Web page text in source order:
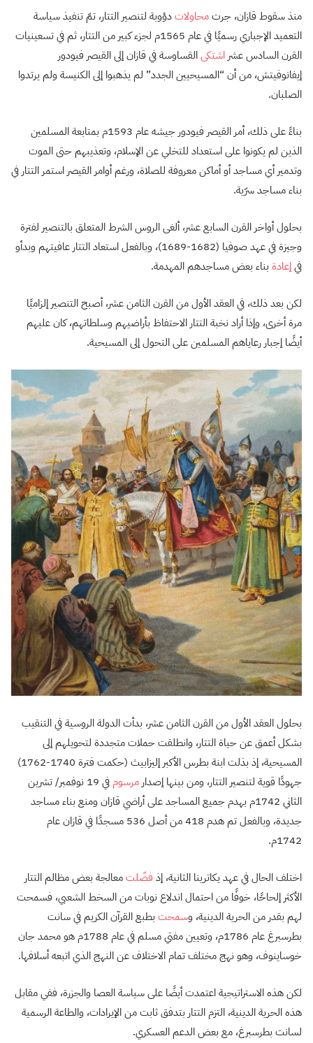
منذ سقوط قازان، جرتمحاولاتدؤوبة لتنصير التتار، تمّ تنفيذ سياسة
التعميد الإجباري رسميًا في عام 1565م لجزء كبير من التتار، ثم في تسعينيات
القرن السادس عشر اشتكىالقساوسة في قازان إلى القيصر فيودور
إيفانوفيتش، من أن “المسيحيين الجدد” لم يذهبوا إلى الكنيسة ولم يرتدوا
الصلبان.
بناءً على ذلك، أمر القيصر فيودور جيشه عام 1593م بمتابعة المسلمين
الذين لم يكونوا على استعداد للتخلي عن الإسلام، وتعذيبهم حتى الموت
وتدمير أي مساجد أو أماكن معروفة للصلاة، ورغم أوامر القيصر استمر التتار في
بناء مساجد سرّية.
بحلول أواخر القرن السابع عشر، ألغى الروس الشرط المتعلق بالتنصير لفترة
وجيزة في عهد صوفيا (1682-1689)، وبالفعل استعاد التتار عافيتهم وبدأو
فيإعادة بناء بعض مساجدهم المهدمة.
لكن بعد ذلك، في العقد الأول من القرن الثامن عشر، أصبح التنصير إلزاميًا
مرة أخرى، وإذا أراد نخبة التتار الاحتفاظ بأراضيهم وسلطاتهم، كان عليهم
أيضًا إجبار رعاياهم المسلمين على التحول إلى المسيحية.
بحلول العقد الأول من القرن الثامن عشر، بدأت الدولة الروسية في التنقيب
بشكل أعمق عن حياة التتار، وانطلقت حملات متجددة لتحويلهم إلى
المسيحية، إذ بذلت ابنة بطرس الأكبر إليزابيث (حكمت فترة 1740-1762)
جهودًا قوية لتنصير التتار، ومن بينها إصدار مرسوم
في 19 نوفمبر/ تشرين
الثاني 1742م بهدم جميع المساجد على أراضي قازان ومنع بناء مساجد
جديدة، وبالفعل تم هدم 418 من أصل 536 مسجدًا في قازان عام
1742م.
اختلف الحال في عهد يكاترينا الثانية، إذ فضّلتمعالجة بعض مظالم التتار
الأكثر إلحاحًا، خوفًا من احتمال اندلاع نوبات من السخط الشعبي، فسمحت
لهم بقدر من الحرية الدينية، وسمحت بطبع القرآن الكريم في سانت
بطرسبرغ عام 1786م، وتعيين مفتي مسلم في عام 1788م هو محمد جان
خوساينوف، وهو نهج مختلف تمام الاختلاف عن النهج الذي اتبعه أسلافها.
لكن هذه الاستراتيجية اعتمدت أيضًا على سياسة العصا والجزرة، ففي مقابل
هذه الحرية الدينية، التزم التتار بتدفق ثابت من الإيرادات، والطاعة الرسمية
لسانت بطرسبرغ، مع بعض الدعم العسكري.